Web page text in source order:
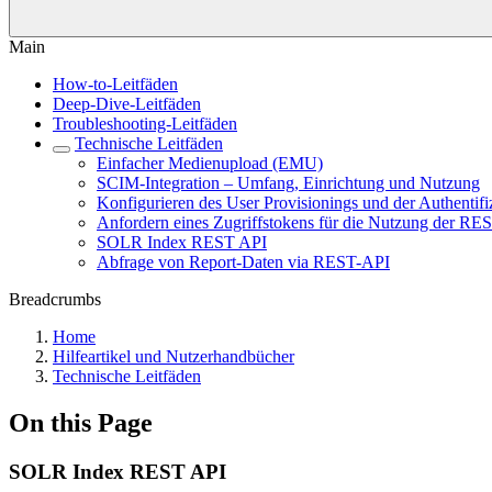
Main
How-to-Leitfäden
Deep-Dive-Leitfäden
Troubleshooting-Leitfäden
Technische Leitfäden
Einfacher Medienupload (EMU)
SCIM-Integration – Umfang, Einrichtung und Nutzung
Konfigurieren des User Provisionings und der
Anfordern eines Zugriffstokens für die Nutzung der
SOLR Index REST API
Abfrage von Report-Daten via REST-API
Breadcrumbs
Home
Hilfeartikel und Nutzerhandbücher
Technische Leitfäden
On this Page
SOLR Index REST API